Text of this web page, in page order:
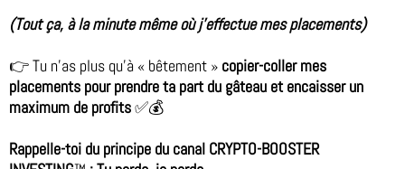
(Tout ça, à la minute même où j'effectue mes placements)
👉 Tu n'as plus qu'à « bêtement » copier-coller mes
placements pour prendre ta part du gâteau et encaisser un
maximum de profits✅💰
Rappelle-toi du principe du canal CRYPTO-BOOSTER